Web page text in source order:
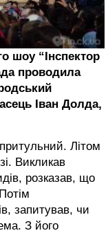
шоу “Інспектор
проводила
Іван Долда,
Літом
Викликав
розказав, що
запитував, чи
З його